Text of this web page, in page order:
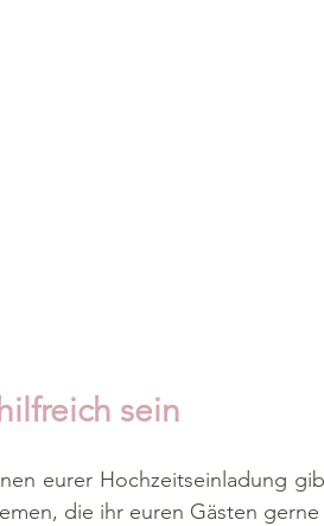
sein
eurer Hochzeitseinladung
die ihr euren Gästen